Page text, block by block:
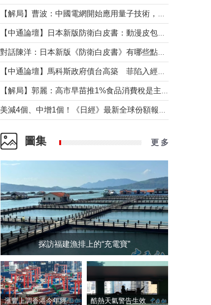
圖集 更 多
探訪福建漁排上的“充電寶”
滙豐上調香港今年經濟增長預測至4.5% 酷熱天氣警告生效 本港高溫持續至下周